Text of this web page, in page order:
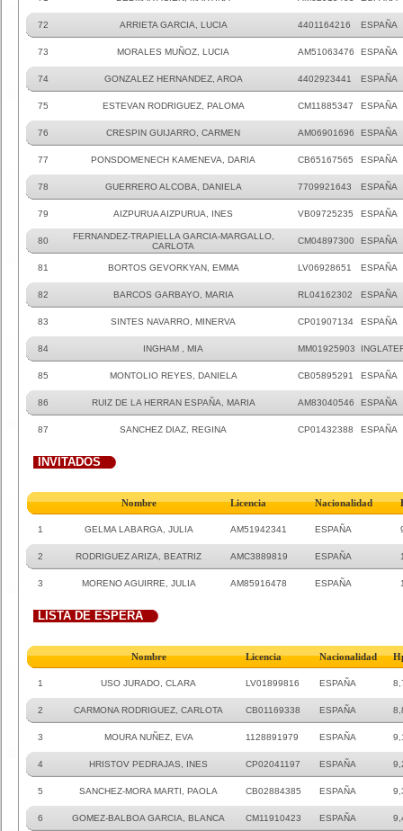
72 ARRIETA GARCIA, LUCIA 4401164216 ESPAÑA
73 MORALES MUÑOZ, LUCIA AM51063476 ESPAÑA
74 GONZALEZ HERNANDEZ, AROA 4402923441 ESPAÑA
75 ESTEVAN RODRIGUEZ, PALOMA CM11885347 ESPAÑA
76 CRESPIN GUIJARRO, CARMEN AM06901696 ESPAÑA
77 PONSDOMENECH KAMENEVA, DARIA CB65167565 ESPAÑA
78 GUERRERO ALCOBA, DANIELA 7709921643 ESPAÑA
79 AIZPURUA AIZPURUA, INES VB09725235 ESPAÑA
80
FERNANDEZ-TRAPIELLA GARCIA-MARGALLO,
CARLOTA
CM04897300 ESPAÑA
81 BORTOS GEVORKYAN, EMMA LV06928651 ESPAÑA
82 BARCOS GARBAYO, MARIA RL04162302 ESPAÑA
83 SINTES NAVARRO, MINERVA CP01907134 ESPAÑA
84 INGHAM , MIA MM01925903
85 MONTOLIO REYES, DANIELA CB05895291 ESPAÑA
86 RUIZ DE LA HERRAN ESPAÑA, MARIA AM83040546 ESPAÑA
87 SANCHEZ DIAZ, REGINA CP01432388 ESPAÑA
INVITADOS
Nombre Licencia Nacionalidad
1 GELMA LABARGA, JULIA AM51942341 ESPAÑA
2 RODRIGUEZ ARIZA, BEATRIZ AMC3889819 ESPAÑA
3 MORENO AGUIRRE, JULIA AM85916478 ESPAÑA
LISTA DE ESPERA
Nombre Licencia Nacionalidad
1 USO JURADO, CLARA LV01899816 ESPAÑA
2 CARMONA RODRIGUEZ, CARLOTA CB01169338 ESPAÑA
3 MOURA NUÑEZ, EVA 1128891979 ESPAÑA
4 HRISTOV PEDRAJAS, INES CP02041197 ESPAÑA
5 SANCHEZ-MORA MARTI, PAOLA CB02884385 ESPAÑA
6 GOMEZ-BALBOA GARCIA, BLANCA CM11910423 ESPAÑA